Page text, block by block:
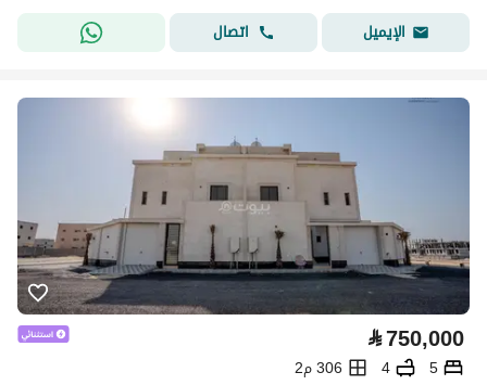
الإيميل
اتصال
⃁750,000
5
4
306 م2